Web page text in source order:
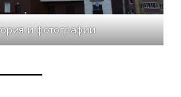
и фотографии